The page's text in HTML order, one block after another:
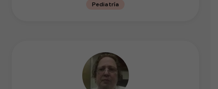
Pediatría